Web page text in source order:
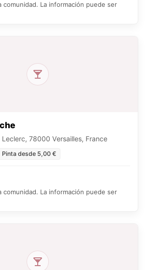
comunidad. La información puede ser
Leclerc, 78000 Versailles, France
Pinta desde 5,00 €
comunidad. La información puede ser